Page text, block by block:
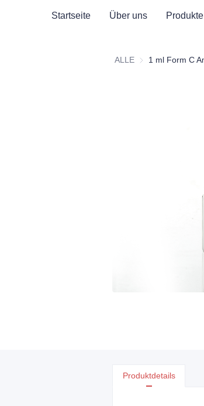
Startseite Über uns Produkte
ALLE
Produktdetails